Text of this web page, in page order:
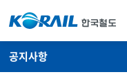
공지사항